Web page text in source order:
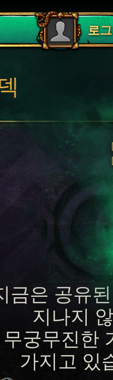
로
로그아웃
금은 공유된
지나지
무궁무진한
가지고 있